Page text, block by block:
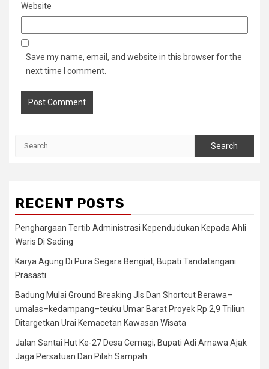
Website
Save my name, email, and website in this browser for the
next time I comment.
RECENT POSTS
Penghargaan Tertib Administrasi Kependudukan Kepada Ahli
Waris Di Sading
Karya Agung Di Pura Segara Bengiat, Bupati Tandatangani
Prasasti
Badung Mulai Ground Breaking Jls Dan Shortcut Berawa–
umalas–kedampang–teuku Umar Barat Proyek Rp 2,9 Triliun
Ditargetkan Urai Kemacetan Kawasan Wisata
Jalan Santai Hut Ke-27 Desa Cemagi, Bupati Adi Arnawa Ajak
Jaga Persatuan Dan Pilah Sampah